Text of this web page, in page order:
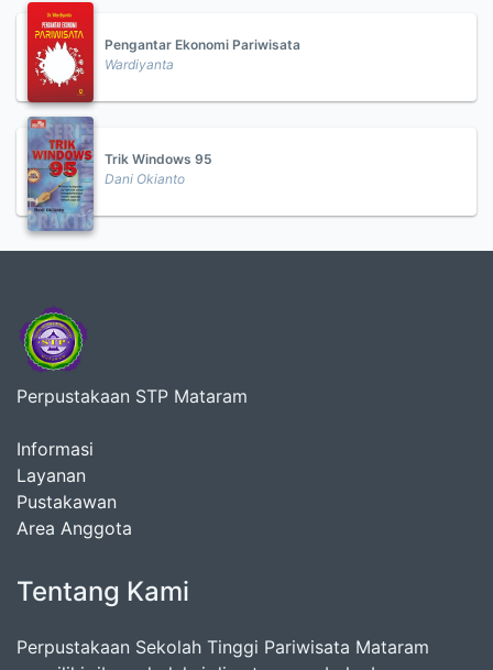
Pengantar Ekonomi Pariwisata
Wardiyanta
Trik Windows 95
Dani Okianto
Perpustakaan STP Mataram
Informasi
Layanan
Pustakawan
Area Anggota
Tentang Kami
Perpustakaan Sekolah Tinggi Pariwisata Mataram